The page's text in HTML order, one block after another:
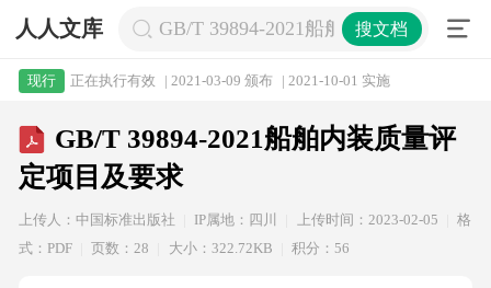
人人文库 GB/T 39894-2021船舶内装质量评定项
搜文档
现行 正在执行有效 | 2021-03-09 颁布 | 2021-10-01 实施
GB/T 39894-2021船舶内装质量评
定项目及要求
上传人：中国标准出版社 IP属地：四川 上传时间：2023-02-05
格
式：PDF
页数：28 大小：322.72KB 积分：56